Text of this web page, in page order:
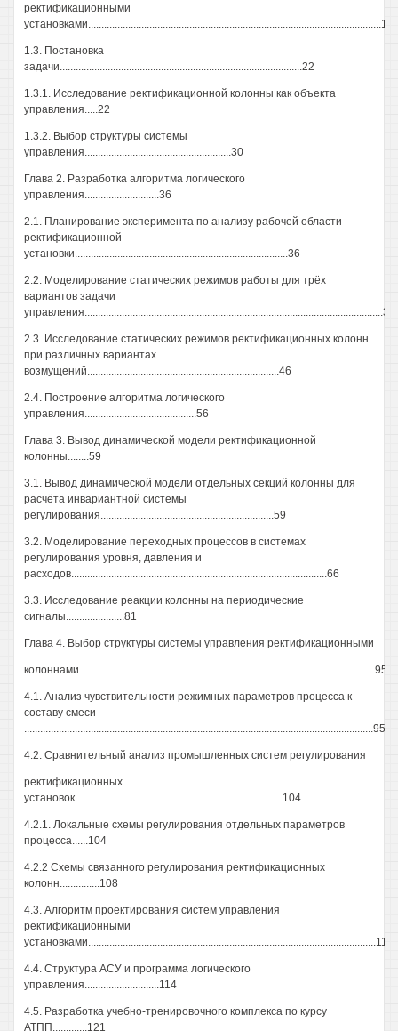
ректификационными
установками..............................................................................................................12
1.3. Постановка
задачи...........................................................................................22
1.3.1. Исследование ректификационной колонны как объекта
управления.....22
1.3.2. Выбор структуры системы
управления.......................................................30
Глава 2. Разработка алгоритма логического
управления............................36
2.1. Планирование эксперимента по анализу рабочей области
ректификационной
установки................................................................................36
2.2. Моделирование статических режимов работы для трёх
вариантов задачи
управления................................................................................................................38
2.3. Исследование статических режимов ректификационных колонн
при различных вариантах
возмущений........................................................................46
2.4. Построение алгоритма логического
управления..........................................56
Глава 3. Вывод динамической модели ректификационной
колонны........59
3.1. Вывод динамической модели отдельных секций колонны для
расчёта инвариантной системы
регулирования.................................................................59
3.2. Моделирование переходных процессов в системах
регулирования уровня, давления и
расходов................................................................................................66
3.3. Исследование реакции колонны на периодические
сигналы......................81
Глава 4. Выбор структуры системы управления ректификационными
колоннами...............................................................................................................95
4.1. Анализ чувствительности режимных параметров процесса к
составу смеси
...................................................................................................................................95
4.2. Сравнительный анализ промышленных систем регулирования
ректификационных
установок..............................................................................104
4.2.1. Локальные схемы регулирования отдельных параметров
процесса......104
4.2.2 Схемы связанного регулирования ректификационных
колонн...............108
4.3. Алгоритм проектирования систем управления
ректификационными
установками............................................................................................................113
4.4. Структура АСУ и программа логического
управления............................114
4.5. Разработка учебно-тренировочного комплекса по курсу
АТПП.............121